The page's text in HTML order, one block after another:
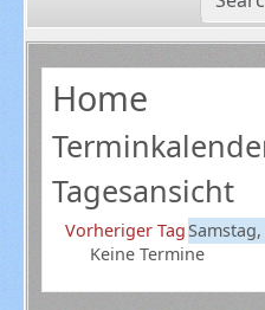
Home
Tagesansicht
Vorheriger Tag
Keine Termine